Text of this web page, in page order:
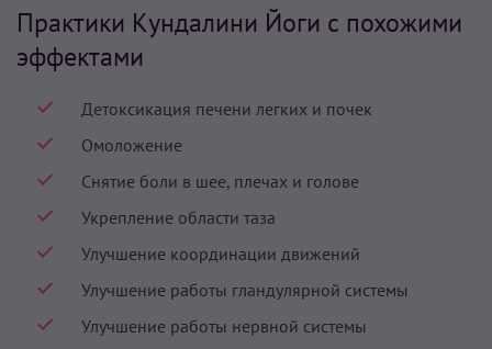
Практики Кундалини Йоги с похожими
эффектами
Детоксикация печени легких и почек
Омоложение
Снятие боли в шее, плечах и голове
Укрепление области таза
Улучшение координации движений
Улучшение работы гландулярной системы
Улучшение работы нервной системы